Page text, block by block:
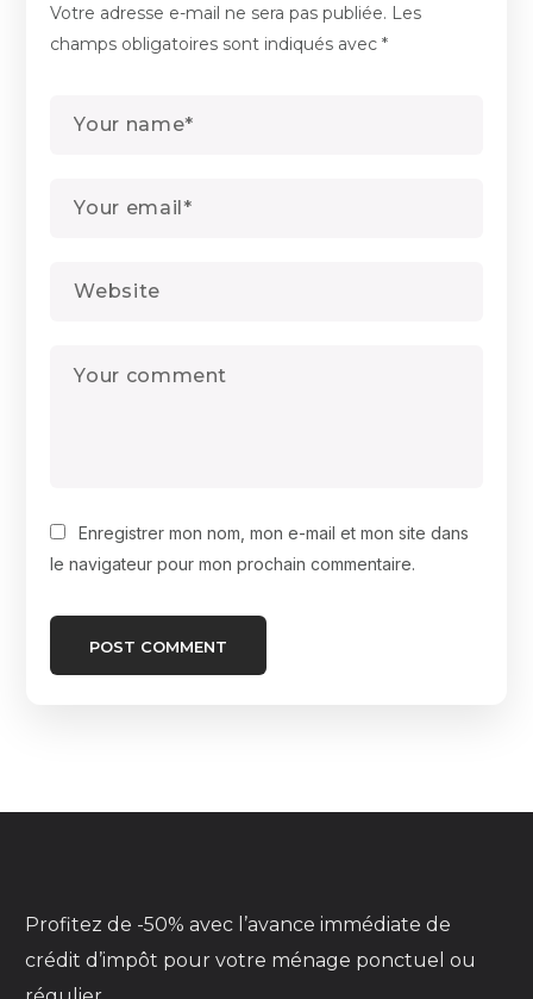
Votre adresse e-mail ne sera pas publiée. Les
champs obligatoires sont indiqués avec*
Enregistrer mon nom, mon e-mail et mon site dans
le navigateur pour mon prochain commentaire.
Profitez de -50% avec l’avance immédiate de
crédit d’impôt pour votre ménage ponctuel ou